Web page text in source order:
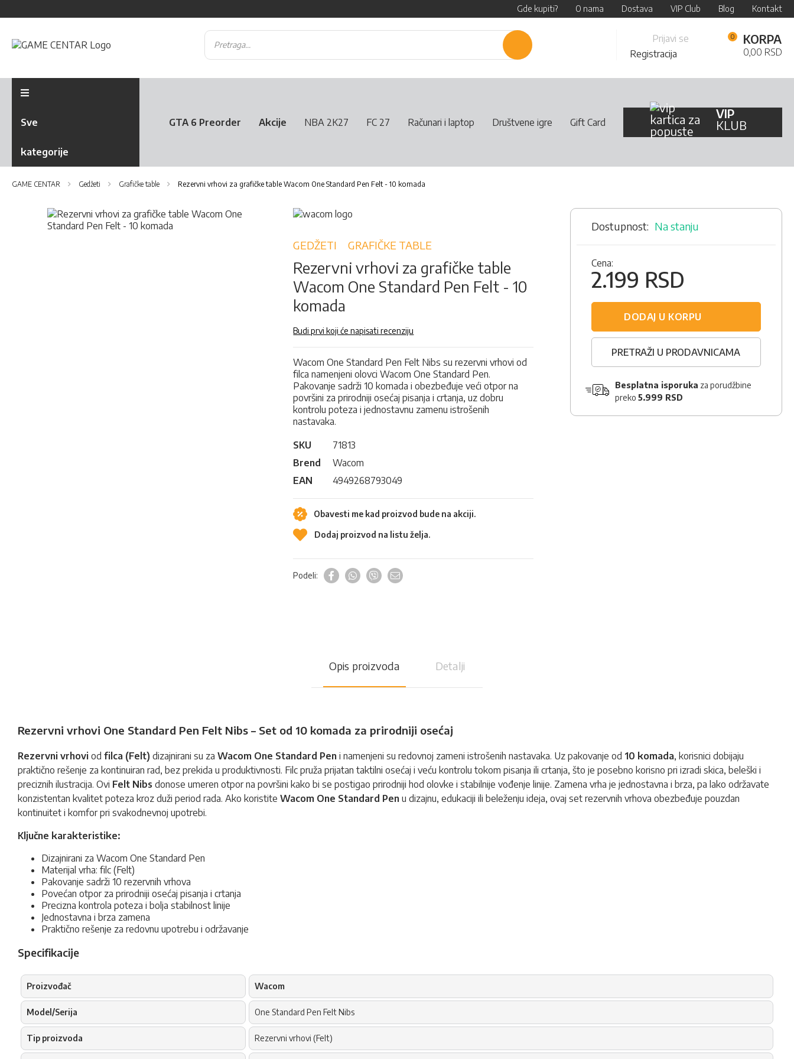
Gde kupiti? O nama Dostava VIP Club Blog Kontakt
Pretraži
Content
Prijavi se
Registracija
KORPA
0,00 RSD
Sve
kategorije
GTA 6 Preorder Akcije NBA 2K27 FC 27 Računari i laptop Društvene igre Gift Card
VIP
KLUB
GAME CENTAR Gedžeti Grafičke table Rezervni vrhovi za grafičke table Wacom One Standard Pen Felt - 10 komada
Skip
to
GEDŽETI GRAFIČKE TABLE
Rezervni vrhovi za grafičke table
Wacom One Standard Pen Felt - 10
komada
Budi prvi koji će napisati recenziju
Wacom One Standard Pen Felt Nibs su rezervni vrhovi od
filca namenjeni olovci Wacom One Standard Pen.
Pakovanje sadrži 10 komada i obezbeđuje veći otpor na
površini za prirodniji osećaj pisanja i crtanja, uz dobru
kontrolu poteza i jednostavnu zamenu istrošenih
nastavaka.
SKU
71813
Brend
Wacom
EAN
4949268793049
Obavesti me kad proizvod bude na akciji.
Dodaj proizvod na listu želja.
Podeli:
Na stanju
Cena:
2.199 RSD
DODAJ U KORPU
PRETRAŽI U PRODAVNICAMA
Besplatna isporuka za porudžbine
preko 5.999 RSD
Opis proizvoda Detalji
Rezervni vrhovi One Standard Pen Felt Nibs – Set od 10 komada za prirodniji osećaj
Rezervni vrhovi od filca (Felt) dizajnirani su za Wacom One Standard Pen i namenjeni su redovnoj zameni istrošenih nastavaka. Uz pakovanje od 10 komada, korisnici dobijaju
praktično rešenje za kontinuiran rad, bez prekida u produktivnosti. Filc pruža prijatan taktilni osećaj i veću kontrolu tokom pisanja ili crtanja, što je posebno korisno pri izradi skica, beleški i
preciznih ilustracija. Ovi Felt Nibs donose umeren otpor na površini kako bi se postigao prirodniji hod olovke i stabilnije vođenje linije. Zamena vrha je jednostavna i brza, pa lako održavate
konzistentan kvalitet poteza kroz duži period rada. Ako koristite Wacom One Standard Pen u dizajnu, edukaciji ili beleženju ideja, ovaj set rezervnih vrhova obezbeđuje pouzdan
kontinuitet i komfor pri svakodnevnoj upotrebi.
Ključne karakteristike:
Dizajnirani za Wacom One Standard Pen
Materijal vrha: filc (Felt)
Pakovanje sadrži 10 rezervnih vrhova
Povećan otpor za prirodniji osećaj pisanja i crtanja
Precizna kontrola poteza i bolja stabilnost linije
Jednostavna i brza zamena
Praktično rešenje za redovnu upotrebu i održavanje
Specifikacije
Proizvođač Wacom
Model/Serija One Standard Pen Felt Nibs
Tip proizvoda Rezervni vrhovi (Felt)